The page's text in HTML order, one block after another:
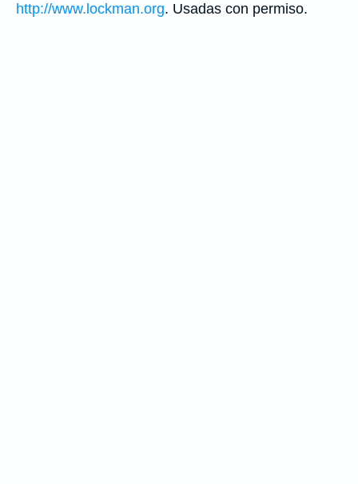
http://www.lockman.org. Usadas con permiso.